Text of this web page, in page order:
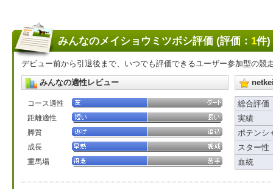
みんなのメイショウミツボシ評価 (評価： 1件)
デビュー前から引退後まで、いつでも評価できるユーザー参加型の競
みんなの適性レビュー
コース適性
距離適性
脚質
成長
重馬場
総合評価
実績
ポテンシ
スター性
血統